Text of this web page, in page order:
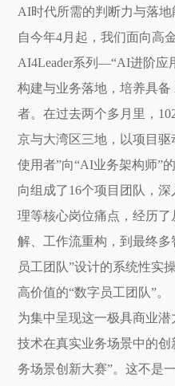
AI时代所需的判断力与落地
自今年4月起，我们面向高
AI4Leader系列—“AI进阶应
构建与业务落地，培养具
者。在过去两个多月里，
京与大湾区三地，以项目
使用者”向“AI业务架构师”
向组成了16个项目团队，
理等核心岗位痛点，经历
解、工作流重构，到最终
员工团队”设计的系统性实
高价值的“数字员工团队”。
为集中呈现这一极具商业
技术在真实业务场景中的创
务场景创新大赛”。这不是